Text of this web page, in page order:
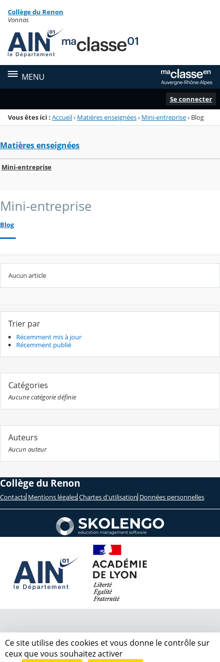
Menu de la rubrique
Contenu
Collège du Renon
Vonnas
MENU
Se connecter
Vous êtes ici : Accueil› Matières enseignées› Mini-entreprise› Blog
Matières enseignées
Mini-entreprise
Mini-entreprise
Blog
Aucun article
Trier par
Récemment mis à jour
Récemment publié
Catégories
Aucune catégorie définie
Auteurs
Aucun auteur
Collège du Renon
Contacts Mentions légales Chartes d'utilisation Données personnelles
Ce site utilise des cookies et vous donne le contrôle sur
ceux que vous souhaitez activer